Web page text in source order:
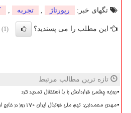
تگهای خبر:
رپورتاژ , تجربه ,
این مطلب را می پسندید؟ (1)
تازه ترین مطالب مرتبط
روزبه چشمی قراردادش را با استقلال تمدید کرد
مهدی محمدنبی: تیم ملی فوتبال ایران 170 روز در خارج از کشور اردو داشت